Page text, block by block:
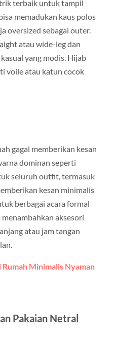
terbaik untuk tampil
memadukan kaus polos
oversized sebagai outer.
atau wide-leg dan
yang modis. Hijab
voile atau katun cocok
gagal memberikan kesan
dominan seperti
seluruh outfit, termasuk
kesan minimalis
berbagai acara formal
aksesori
atau jam tangan
Minimalis Nyaman
Pakaian Netral